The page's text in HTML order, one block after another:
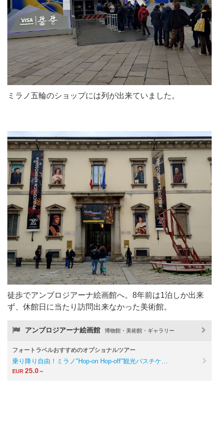
ミラノ五輪のショップには列が出来ていました。
徒歩でアンブロジアーナ絵画館へ。8年前は1泊しか出来
ず、休館日に当たり訪問出来なかった美術館。
アンブロジアーナ絵画館 博物館・美術館・ギャラリー
フォートラベルおすすめのオプショナルツアー
乗り降り自由！ミラノ"Hop-on Hop-off"観光バスチケ…
EUR 25.0～